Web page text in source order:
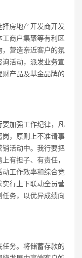
房地产开发商开发
商户集聚等有利区
营造亲近客户的氛
活动，派发业务宣
产品及基金品牌的
加强工作纪律，凡
，原则上不准请事
活动中。我行要把
有担子、有责任，
工作效率和综合竞
行上下联动全员营
务，以优异成绩向
务。将储蓄存款的